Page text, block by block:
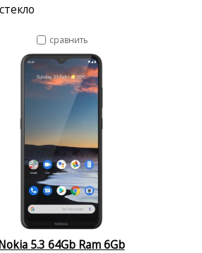
сравнить
5.3 64Gb Ram 6Gb